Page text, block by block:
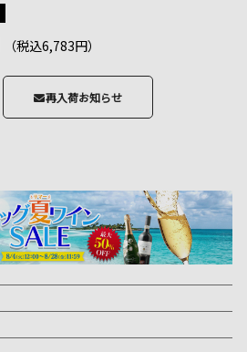
（税込6,783円）
再入荷お知らせ